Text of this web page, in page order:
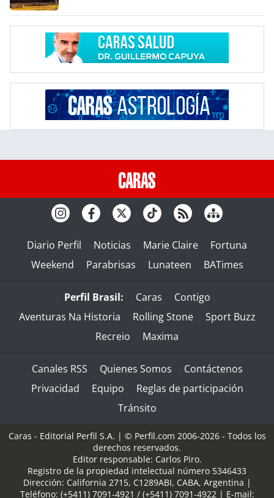
Diario Perfil Noticias Marie Claire
Fortuna
Weekend
Parabrisas Lunateen BATimes
Perfil Brasil: Caras
Contigo
Aventuras Na Historia
Rolling Stone
Sport Buzz
Recreio
Maxima
Canales RSS Quienes Somos
Contáctenos
Privacidad
Equipo
Reglas de participación
Tránsito
Caras - Editorial Perfil S.A. | © Perfil.com 2006-2026 - Todos los
derechos reservados.
Editor responsable: Carlos Piro.
Registro de la propiedad intelectual número 5346433
Dirección: California 2715, C1289ABI, CABA, Argentina |
Teléfono: (+5411) 7091-4921 / (+5411) 7091-4922| E-mail: